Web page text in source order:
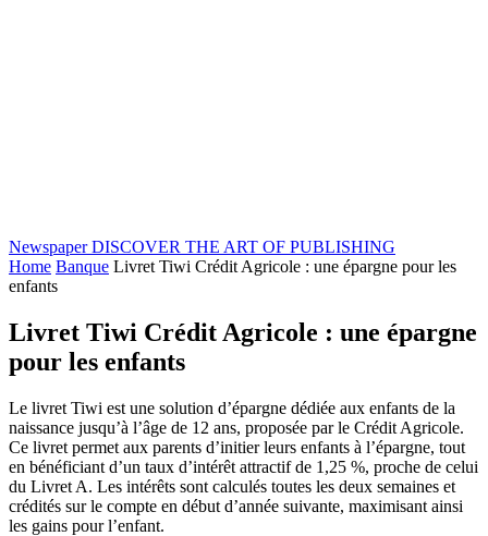
Newspaper DISCOVER THE ART OF PUBLISHING
Home Banque Livret Tiwi Crédit Agricole : une épargne pour les
enfants
Livret Tiwi Crédit Agricole : une épargne
pour les enfants
Le livret Tiwi est une solution d’épargne dédiée aux enfants de la
naissance jusqu’à l’âge de 12 ans, proposée par le Crédit Agricole.
Ce livret permet aux parents d’initier leurs enfants à l’épargne, tout
en bénéficiant d’un taux d’intérêt attractif de 1,25 %, proche de celui
du Livret A. Les intérêts sont calculés toutes les deux semaines et
crédités sur le compte en début d’année suivante, maximisant ainsi
les gains pour l’enfant.